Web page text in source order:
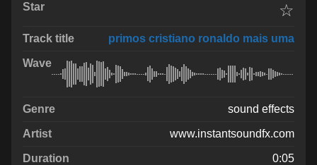
☆
primos cristiano ronaldo mais uma
sound effects
www.instantsoundfx.com
0:05